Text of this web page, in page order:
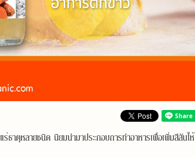
าตุหลายชนิด นิยมนำมาประกอบการทำอาหารเพื่อเพิ่มสีสันให้